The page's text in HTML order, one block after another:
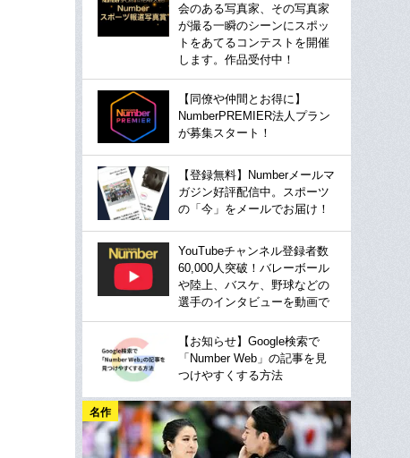
会のある写真家、その写真家
が撮る一瞬のシーンにスポッ
トをあてるコンテストを開催
します。作品受付中！
【同僚や仲間とお得に】
NumberPREMIER法人プラン
が募集スタート！
【登録無料】Numberメールマ
ガジン好評配信中。スポーツ
の「今」をメールでお届け！
YouTubeチャンネル登録者数
60,000人突破！バレーボール
や陸上、バスケ、野球などの
選手のインタビューを動画で
【お知らせ】Google検索で
「Number Web」の記事を見
つけやすくする方法
名作